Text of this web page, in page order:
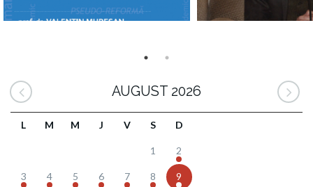
AUGUST 2026
L M M J V S D
1 2
3 4 5 6 7 8 9